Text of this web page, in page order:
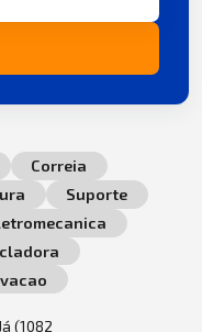
Correia
Suporte
(1082